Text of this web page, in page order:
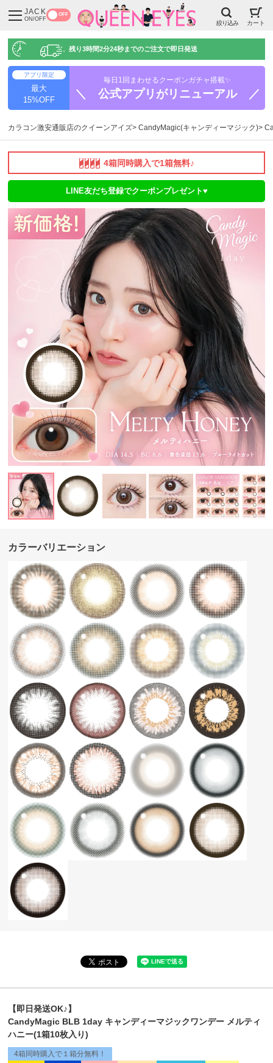
JACK
ON/OFF
OFF
絞り込み カート
残り3時間2分23秒までのご注文で即日発送
アプリ限定
最大
15%OFF
毎日1回まわせるクーポンガチャ搭載✨
＼ 公式アプリがリニューアル ／
カラコン激安通販店のクイーンアイズ CandyMagic(キャンディーマジック)
4箱同時購入で1箱無料♪
LINE友だち登録でクーポンプレゼント♥
カラーバリエーション
【即日発送OK♪】
CandyMagic BLB 1day キャンディーマジックワンデー メルティ
ハニー(1箱10枚入り)
4箱同時購入で１箱分無料！